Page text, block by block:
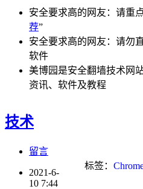
安全要求高的网友：请重
荐”
安全要求高的网友：请勿
软件
美博园是安全翻墙技术网
资讯、软件及教程
技术
留言
标签：
2021-6-
10 7:44